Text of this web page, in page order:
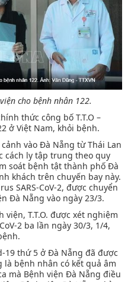
cho bệnh nhân 122.
thức công bố T.T.O –
ở Việt Nam, khỏi bệnh.
vào Đà Nẵng từ Thái Lan
cách ly tập trung theo quy
soát bệnh tật thành phố Đà
khách trên chuyến bay này.
SARS-CoV-2, được chuyển
Đà Nẵng vào ngày 23/3.
T.T.O. được xét nghiệm
2 ba lần ngày 30/3, 1/4,
19 thứ 5 ở Đà Nẵng đã được
bệnh nhân có kết quả âm
mà Bệnh viện Đà Nẵng điều